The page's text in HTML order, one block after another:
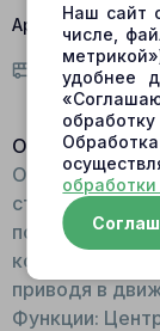
Артикул: 545-
Условия
Описание:
Общий вид:
стальной вал
подшипников.
корпуса
приводя в
Функции:
Наш сайт
числе,
удобнее